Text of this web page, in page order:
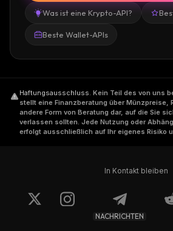
Was ist eine Krypto-API?
Beste Wallet-APIs
Haftungsausschluss. Kein Teil des von uns
stellt eine Finanzberatung über Münzpreise,
andere Form von Beratung dar, auf die Sie
verlassen sollten. Jede Nutzung oder
erfolgt ausschließlich auf Ihr eigenes Risiko
In Kontakt bleiben
NACHRICHTEN